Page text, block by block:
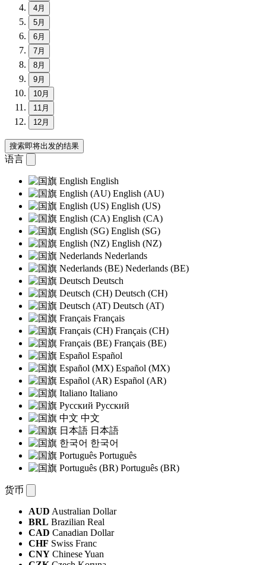
4月
5月
6月
7月
8月
9月
10月
11月
12月
搜索即将出发的结果
语言
English
English (AU)
English (US)
English (CA)
English (SG)
English (NZ)
Nederlands
Nederlands (BE)
Deutsch
Deutsch (CH)
Deutsch (AT)
Français
Français (CH)
Français (BE)
Español
Español (MX)
Español (AR)
Italiano
Русский
中文
日本語
한국어
Português
Português (BR)
货币
AUD Australian Dollar
BRL Brazilian Real
CAD Canadian Dollar
CHF Swiss Franc
CNY Chinese Yuan